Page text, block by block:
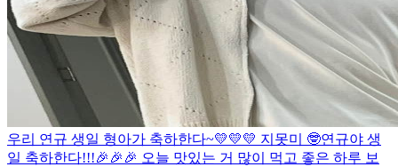
우리 연규 생일 형아가 축하한다~💛💛💛 지못미 🤓연규야 생
일 축하한다!!!🎉🎉🎉 오늘 맛있는 거 많이 먹고 좋은 하루 보